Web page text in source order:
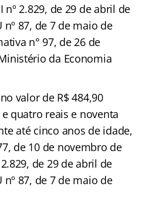
2.829, de 29 de abril de
87, de 7 de maio de
n° 97, de 26 de
da Economia
valor de R$ 484,90
quatro reais e noventa
até cinco anos de idade,
de 10 de novembro de
de 29 de abril de
87, de 7 de maio de